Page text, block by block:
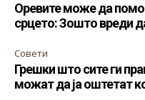
Оревите може да
срцето: Зошто вреди
Совети
Грешки што сите ги
можат да ја оштетат